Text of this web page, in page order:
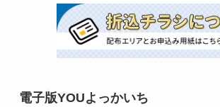
電子版YOUよっかいち